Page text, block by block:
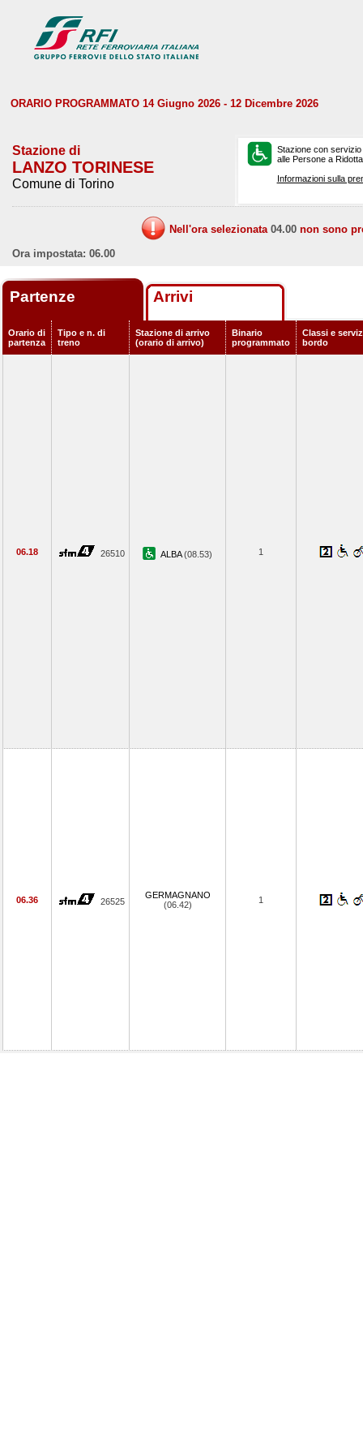
ORARIO PROGRAMMATO 14 Giugno 2026 - 12 Dicembre 2026
Stazione di
LANZO TORINESE
Comune di Torino
Stazione con
alle Persone a
Informazioni sulla
Nell'ora selezionata 04.00 non sono
Ora impostata: 06.00
Partenze Arrivi
Orario di
partenza
Tipo e n. di
treno
Stazione di arrivo
(orario di arrivo)
Binario
programmato
Classi e
bordo
06.18 26510 ALBA(08.53) 1
06.36 26525
GERMAGNANO
(06.42)
1